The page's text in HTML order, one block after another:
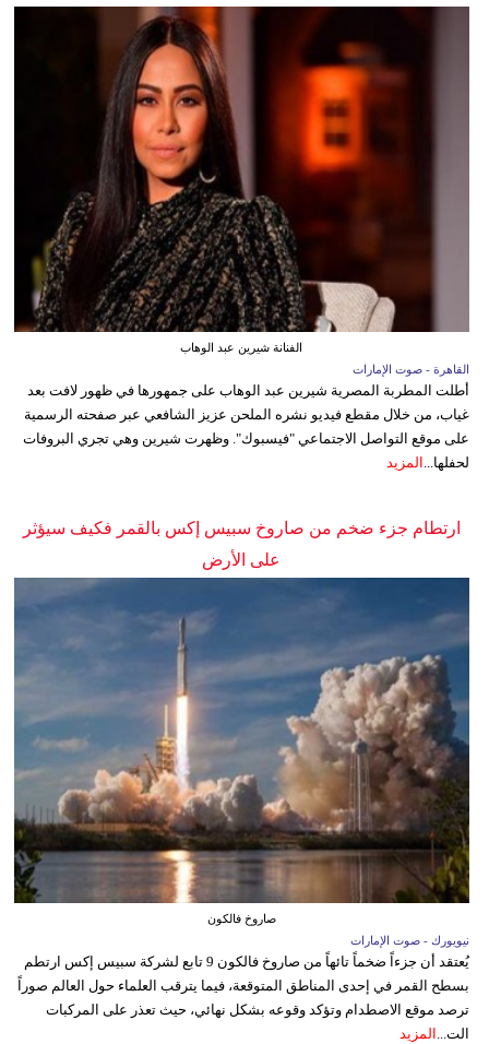
الفنانة شيرين عبد الوهاب
القاهرة - صوت الإمارات
أطلت المطربة المصرية شيرين عبد الوهاب على جمهورها في ظهور لافت بعد
غياب، من خلال مقطع فيديو نشره الملحن عزيز الشافعي عبر صفحته الرسمية
على موقع التواصل الاجتماعي "فيسبوك". وظهرت شيرين وهي تجري البروفات
لحفلها... المزيد
ارتطام جزء ضخم من صاروخ سبيس إكس بالقمر فكيف سيؤثر
على الأرض
صاروخ فالكون
نيويورك - صوت الإمارات
يُعتقد أن جزءاً ضخماً تائهاً من صاروخ فالكون 9 تابع لشركة سبيس إكس ارتطم
بسطح القمر في إحدى المناطق المتوقعة، فيما يترقب العلماء حول العالم صوراً
ترصد موقع الاصطدام وتؤكد وقوعه بشكل نهائي، حيث تعذر على المركبات
الت...
المزيد